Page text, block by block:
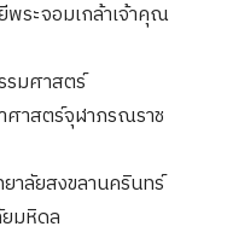
ระจอมเกล้าเจ้าคุณ
มศาสตร์
ศาสตร์จุฬาภรณราช
าลัยสงขลานครินทร์
มหิดล